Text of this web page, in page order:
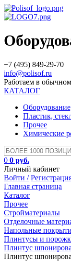
+7 (495) 849-29-70
info@polisof.ru
Работаем в
КАТАЛОГ
Пластик,
Прочее
Химические
0 0 руб.
Личный кабинет
Войти /
Главная страница
Каталог
Прочее
Стройматериалы
Отделочные
Напольные
Плинтусы и
Плинтус
Плинтус